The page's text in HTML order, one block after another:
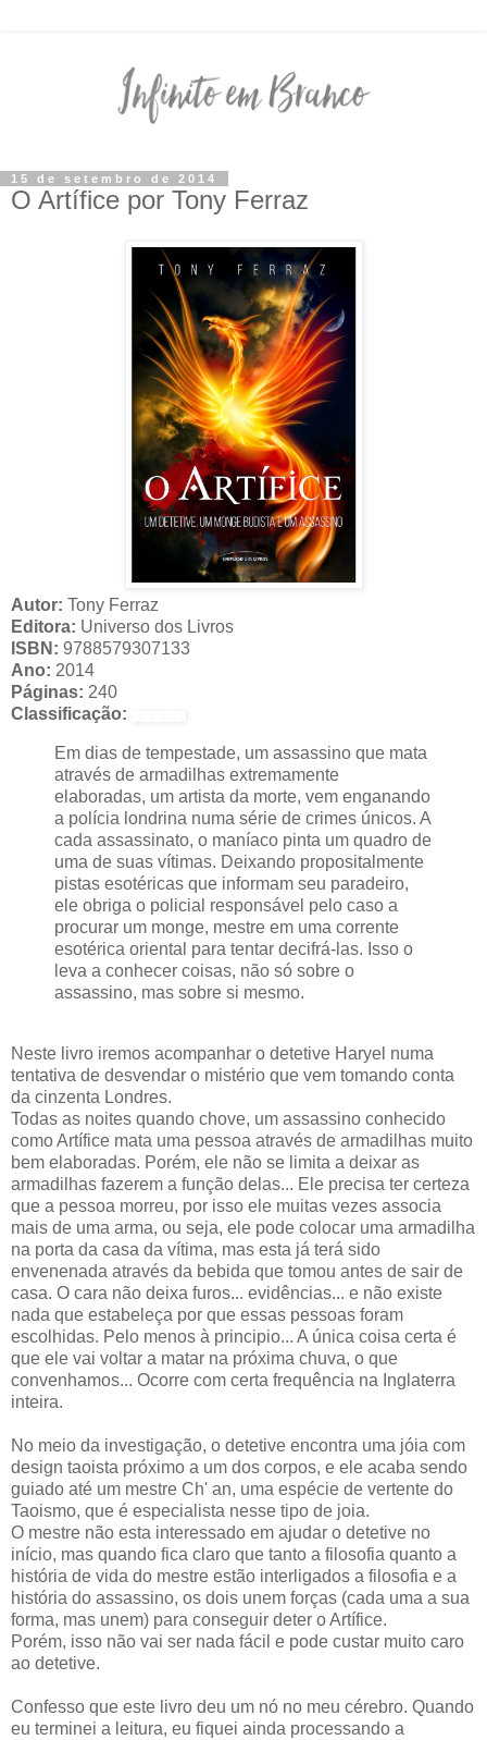
15 de setembro de 2014
O Artífice por Tony Ferraz
Autor: Tony Ferraz
Editora: Universo dos Livros
ISBN: 9788579307133
Ano: 2014
Páginas: 240
Classificação:
Em dias de tempestade, um assassino que mata
através de armadilhas extremamente
elaboradas, um artista da morte, vem enganando
a polícia londrina numa série de crimes únicos. A
cada assassinato, o maníaco pinta um quadro de
uma de suas vítimas. Deixando propositalmente
pistas esotéricas que informam seu paradeiro,
ele obriga o policial responsável pelo caso a
procurar um monge, mestre em uma corrente
esotérica oriental para tentar decifrá-las. Isso o
leva a conhecer coisas, não só sobre o
assassino, mas sobre si mesmo.
Neste livro iremos acompanhar o detetive Haryel numa
tentativa de desvendar o mistério que vem tomando conta
da cinzenta Londres.
Todas as noites quando chove, um assassino conhecido
como Artífice mata uma pessoa através de armadilhas muito
bem elaboradas. Porém, ele não se limita a deixar as
armadilhas fazerem a função delas... Ele precisa ter certeza
que a pessoa morreu, por isso ele muitas vezes associa
mais de uma arma, ou seja, ele pode colocar uma armadilha
na porta da casa da vítima, mas esta já terá sido
envenenada através da bebida que tomou antes de sair de
casa. O cara não deixa furos... evidências... e não existe
nada que estabeleça por que essas pessoas foram
escolhidas. Pelo menos à principio... A única coisa certa é
que ele vai voltar a matar na próxima chuva, o que
convenhamos... Ocorre com certa frequência na Inglaterra
inteira.
No meio da investigação, o detetive encontra uma jóia com
design taoista próximo a um dos corpos, e ele acaba sendo
guiado até um mestre Ch' an, uma espécie de vertente do
Taoismo, que é especialista nesse tipo de joia.
O mestre não esta interessado em ajudar o detetive no
início, mas quando fica claro que tanto a filosofia quanto a
história de vida do mestre estão interligados a filosofia e a
história do assassino, os dois unem forças (cada uma a sua
forma, mas unem) para conseguir deter o Artífice.
Porém, isso não vai ser nada fácil e pode custar muito caro
ao detetive.
Confesso que este livro deu um nó no meu cérebro. Quando
eu terminei a leitura, eu fiquei ainda processando a